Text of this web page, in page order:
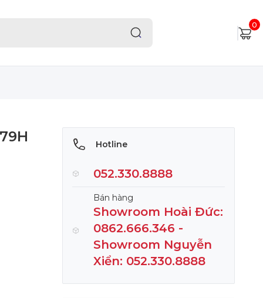
0
Hotline
052.330.8888
Bán hàng
Showroom Hoài Đức:
0862.666.346 -
Showroom Nguyễn
Xiển: 052.330.8888